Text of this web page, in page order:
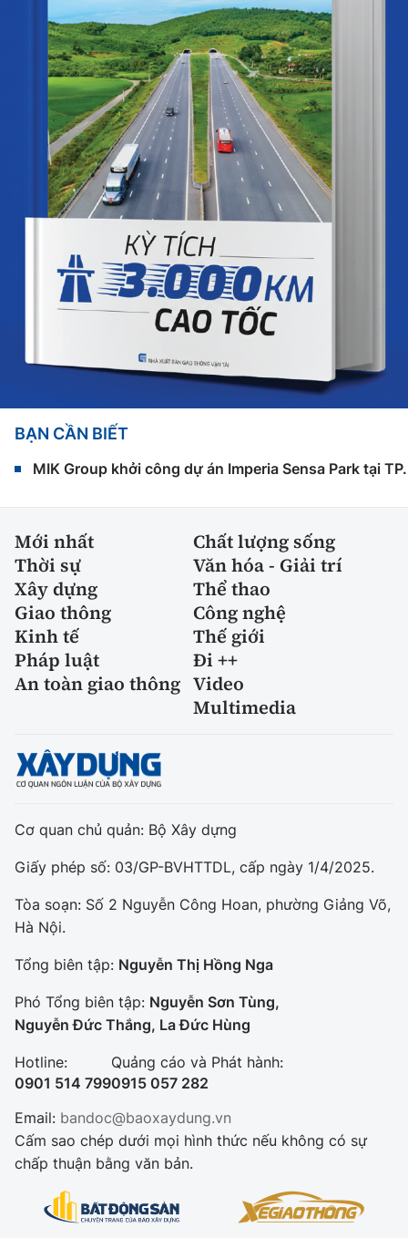
BẠN CẦN BIẾT
MIK Group khởi công dự án Imperia Sensa Park tại
Mới nhất
Chất lượng sống
Thời sự
Văn hóa - Giải trí
Xây dựng
Thể thao
Giao thông
Công nghệ
Kinh tế
Thế giới
Pháp luật
Đi ++
An toàn giao thông Video
Multimedia
Cơ quan chủ quản: Bộ Xây dựng
Giấy phép số: 03/GP-BVHTTDL, cấp ngày 1/4/2025.
Tòa soạn: Số 2 Nguyễn Công Hoan, phường Giảng Võ,
Hà Nội.
Tổng biên tập: Nguyễn Thị Hồng Nga
Phó Tổng biên tập: Nguyễn Sơn Tùng,
Nguyễn Đức Thắng, La Đức Hùng
Hotline:
0901 514 799
Quảng cáo và Phát hành:
0915 057 282
Email: bandoc@baoxaydung.vn
Cấm sao chép dưới mọi hình thức nếu không có sự
chấp thuận bằng văn bản.